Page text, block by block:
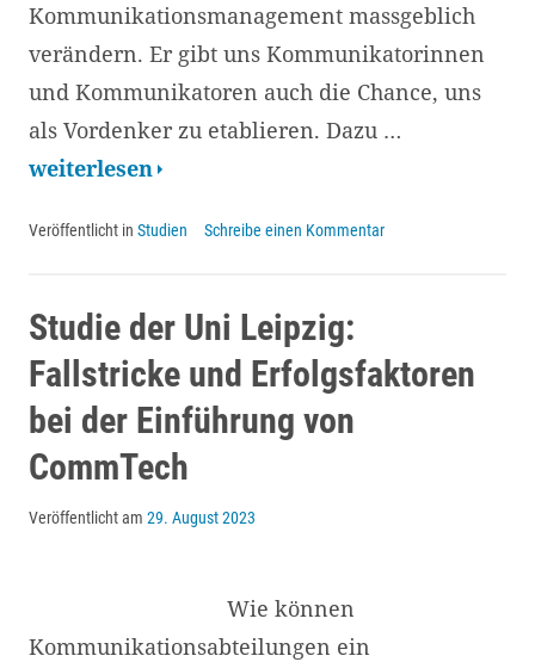
Kommunikationsmanagement massgeblich
verändern. Er gibt uns Kommunikatorinnen
und Kommunikatoren auch die Chance, uns
als Vordenker zu etablieren. Dazu …
Communications
Radar
Fünf
Trends
–
Wegschauen
ist
keine
weiterlesen
Veröffentlicht in Studien Schreibe einen Kommentar
Studie der Uni Leipzig:
Fallstricke und Erfolgsfaktoren
bei der Einführung von
CommTech
Veröffentlicht am 29. August 2023
Wie können
Kommunikationsabteilungen ein